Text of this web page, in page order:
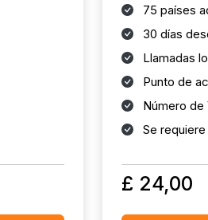
75 países
30 días
Llamadas
Punto de
Número de
Se
£ 24,00